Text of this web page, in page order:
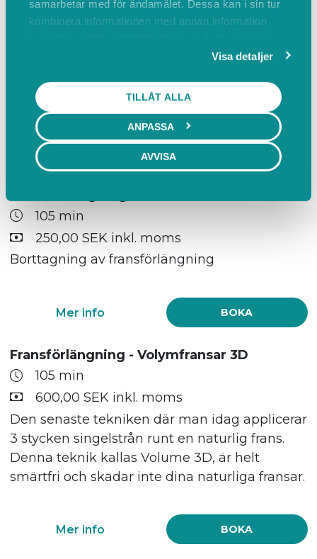
samarbetar med för ändamålet. Dessa kan i sin tur
kombinera informationen med annan information
Visa detaljer
TILLÅT ALLA
ANPASSA
AVVISA
Fransförlängning - Mixed (Återbesök)
Påfyllning av mixade fransar upp till fyra
veckor från förlängning. Från 400SEK
105 min
250,00 SEK inkl. moms
Borttagning av fransförlängning
BOKA
Mer info
Fransförlängning - Volymfransar 3D
105 min
600,00 SEK inkl. moms
Den senaste tekniken där man idag applicerar
3 stycken singelstrån runt en naturlig frans.
Denna teknik kallas Volume 3D, är helt
smärtfri och skadar inte dina naturliga fransar.
BOKA
Mer info